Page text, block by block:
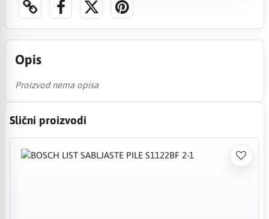
Opis
Proizvod nema opisa
Slični proizvodi